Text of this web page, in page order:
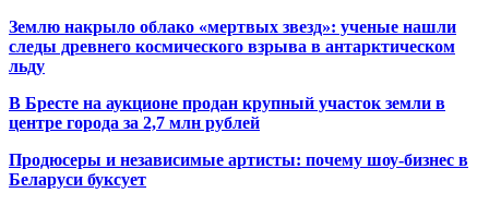
Землю накрыло облако «мертвых звезд»: ученые нашли
следы древнего космического взрыва в антарктическом
льду
В Бресте на аукционе продан крупный участок земли в
центре города за 2,7 млн рублей
Продюсеры и независимые артисты: почему шоу-бизнес в
Беларуси буксует